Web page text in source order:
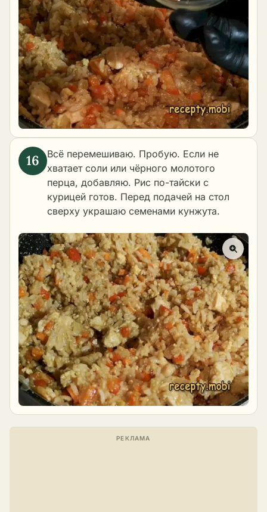
Всё перемешиваю. Пробую. Если не
хватает соли или чёрного молотого
перца, добавляю. Рис по-тайски с
курицей готов. Перед подачей на стол
сверху украшаю семенами кунжута.